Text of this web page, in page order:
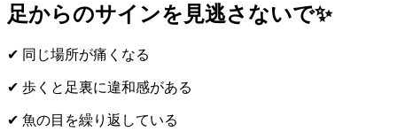
足からのサインを見逃さないで✨
✔ 同じ場所が痛くなる
✔ 歩くと足裏に違和感がある
✔ 魚の目を繰り返している